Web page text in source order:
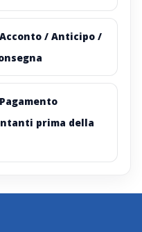
/ Anticipo /
prima della